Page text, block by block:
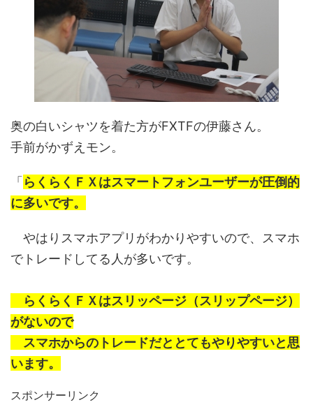
奥の白いシャツを着た方がFXTFの伊藤さん。
手前がかずえモン。
「 らくらくＦＸはスマートフォンユーザーが圧倒的
に多いです。
やはりスマホアプリがわかりやすいので、スマホ
でトレードしてる人が多いです。
らくらくＦＸはスリッページ（スリップページ）
がないので
スマホからのトレードだととてもやりやすいと思
います。
スポンサーリンク